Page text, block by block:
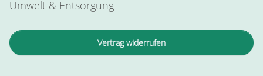
Umwelt & Entsorgung
Vertrag widerrufen